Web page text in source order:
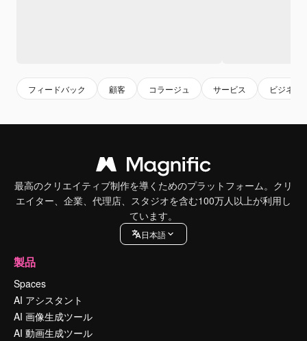
フィードバック 顧客 コラージュ サービス ビジネス
最高のクリエイティブ制作を導くためのプラットフォーム。クリ
エイター、企業、代理店、スタジオを含む100万人以上が利用し
ています。
日本語
製品
Spaces
AI アシスタント
AI 画像生成ツール
AI 動画生成ツール